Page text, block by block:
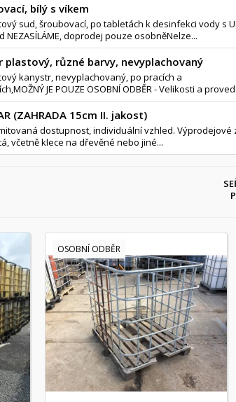
bílý s víkem
sud, šroubovací, po tabletách k desinfekci vody s
doprodej pouze osobněNelze...
plastový, různé barvy, nevyplachovaný
kanystr, nevyplachovaný, po pracích a
JE POUZE OSOBNÍ ODBĚR - Velikosti a
(ZAHRADA 15cm II. jakost)
dostupnost, individuální vzhled. Výprodejové
včetně klece na dřevěné nebo jiné...
OSOBNÍ ODBĚR